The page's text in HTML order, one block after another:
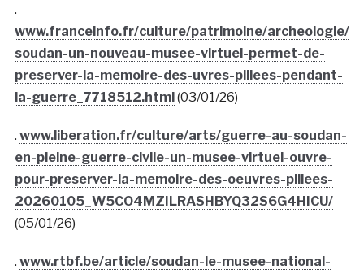
.
www.franceinfo.fr/culture/patrimoine/archeologie/
soudan-un-nouveau-musee-virtuel-permet-de-
preserver-la-memoire-des-uvres-pillees-pendant-
la-guerre_7718512.html(03/01/26)
. www.liberation.fr/culture/arts/guerre-au-soudan-
en-pleine-guerre-civile-un-musee-virtuel-ouvre-
pour-preserver-la-memoire-des-oeuvres-pillees-
20260105_W5CO4MZILRASHBYQ32S6G4HICU/
(05/01/26)
. www.rtbf.be/article/soudan-le-musee-national-